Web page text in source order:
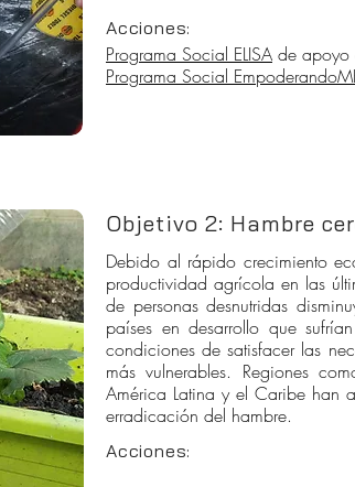
Acciones:
Programa Social ELISA de apoyo
Programa Social
Objetivo 2: Hambre
Debido al rápido crecimiento
productividad agrícola en las
de personas desnutridas
países en desarrollo que
condiciones de satisfacer las
más vulnerables. Regiones
América Latina y el Caribe han
erradicación del hambre.
Acciones: